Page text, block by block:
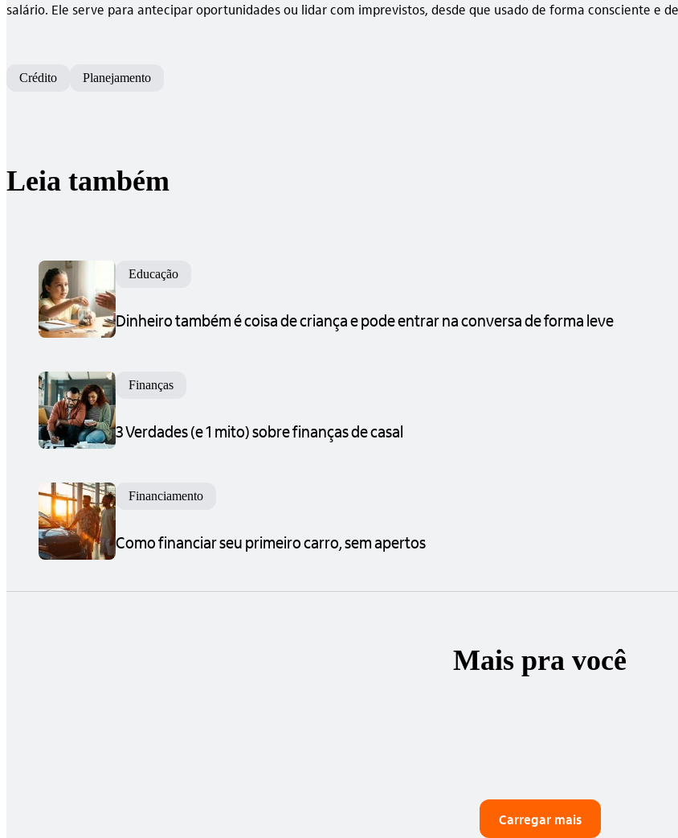
salário. Ele serve para antecipar oportunidades ou lidar com imprevistos, desde que usado de forma consciente e
Crédito Planejamento
Leia também
Educação
Dinheiro também é coisa de criança e pode entrar na conversa de forma leve
Finanças
3 Verdades (e 1 mito) sobre finanças de casal
Financiamento
Como financiar seu primeiro carro, sem apertos
Mais pra você
Carregar mais